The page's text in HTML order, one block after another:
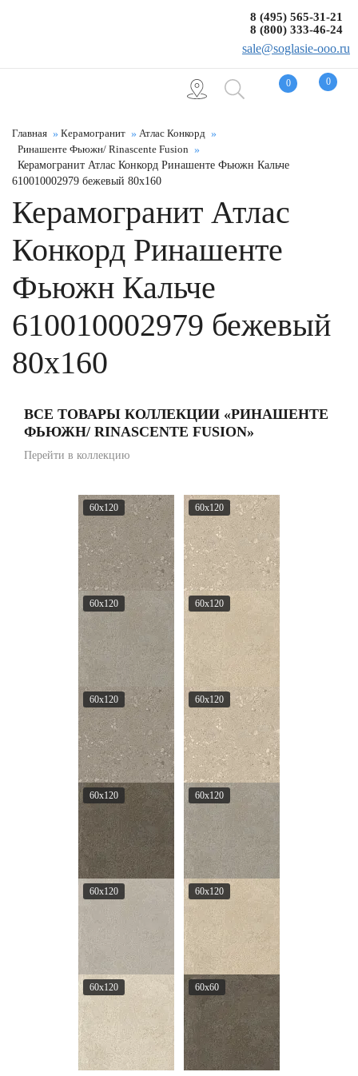
0 0
8 (495) 565-31-21
8 (800) 333-46-24
sale@soglasie-ooo.ru
Главная Керамогранит
Атлас Конкорд
Ринашенте Фьюжн/ Rinascente Fusion
Керамогранит Атлас Конкорд Ринашенте Фьюжн Кальче
610010002979 бежевый 80x160
Керамогранит Атлас
Конкорд Ринашенте
Фьюжн Кальче
610010002979 бежевый
80x160
ВСЕ ТОВАРЫ КОЛЛЕКЦИИ «РИНАШЕНТЕ
ФЬЮЖН/ RINASCENTE FUSION»
Перейти в коллекцию
60x120 60x120
60x120 60x120
60x120 60x120
60x120 60x120
60x120 60x120
60x120 60x60